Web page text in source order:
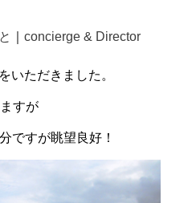
concierge & Director
いただきました。
すが
ですが眺望良好！